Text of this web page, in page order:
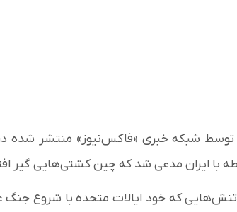
توسط شبکه خبری «فاکس‌نیوز» منتشر شده
با ایران مدعی شد که چین کشتی‌هایی گیر
که خود ایالات متحده با شروع جنگ